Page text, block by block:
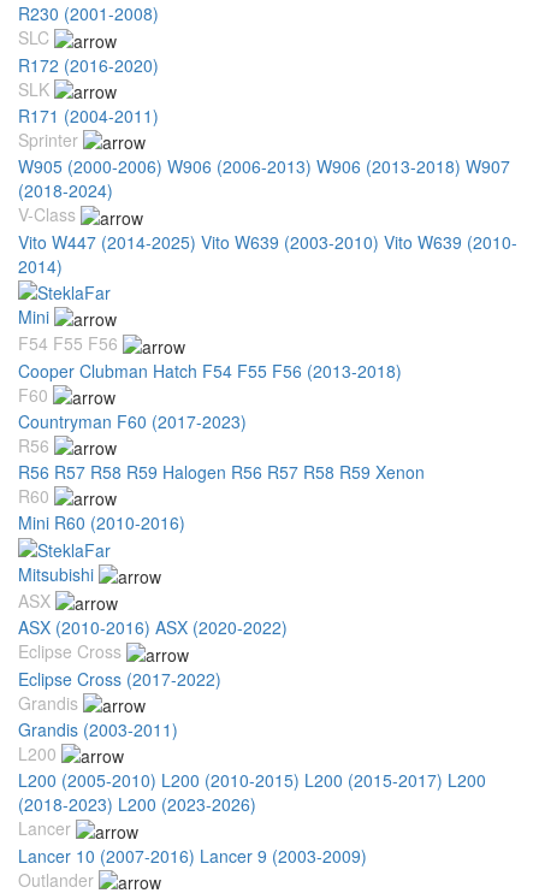
R230 (2001-2008)
SLC
R172 (2016-2020)
SLK
R171 (2004-2011)
Sprinter
W905 (2000-2006) W906 (2006-2013) W906 (2013-2018) W907
(2018-2024)
V-Class
Vito W447 (2014-2025) Vito W639 (2003-2010) Vito W639 (2010-
2014)
Mini
F54 F55 F56
Cooper Clubman Hatch F54 F55 F56 (2013-2018)
F60
Countryman F60 (2017-2023)
R56
R56 R57 R58 R59 Halogen R56 R57 R58 R59 Xenon
R60
Mini R60 (2010-2016)
Mitsubishi
ASX
ASX (2010-2016) ASX (2020-2022)
Eclipse Cross
Eclipse Cross (2017-2022)
Grandis
Grandis (2003-2011)
L200
L200 (2005-2010) L200 (2010-2015) L200 (2015-2017) L200
(2018-2023) L200 (2023-2026)
Lancer
Lancer 10 (2007-2016) Lancer 9 (2003-2009)
Outlander